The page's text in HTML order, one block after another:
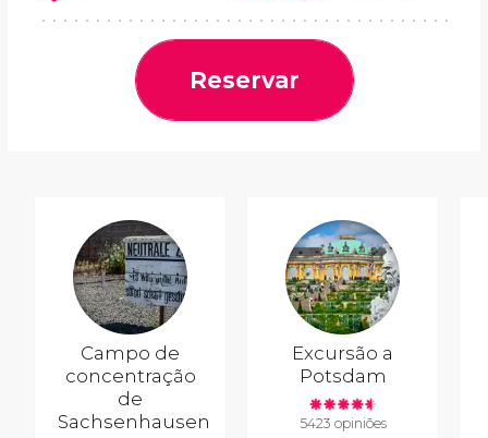
Reservar
Campo de
concentração
de
Sachsenhausen
Excursão a
Potsdam
5423 opiniões